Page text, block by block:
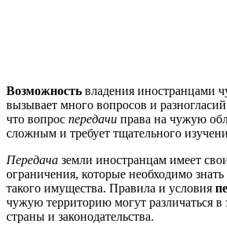
Возможность владения иностранцами
вызывает много вопросов и
что вопрос передачи права на чужую
сложным и требует тщательного
Передача земли иностранцам имеет
ограничения, которые необходимо
такого имущества. Правила и условия
чужую территорию могут различаться в
страны и законодательства.